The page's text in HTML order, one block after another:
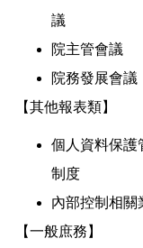
議
院主管會議
院務發展會議
【其他報表類】
個人資料保護
制度
內部控制相關
【一般庶務】